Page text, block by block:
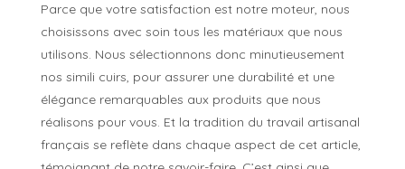
Parce que votre satisfaction est notre moteur, nous
choisissons avec soin tous les matériaux que nous
utilisons. Nous sélectionnons donc minutieusement
nos simili cuirs, pour assurer une durabilité et une
élégance remarquables aux produits que nous
réalisons pour vous. Et la tradition du travail artisanal
français se reflète dans chaque aspect de cet article,